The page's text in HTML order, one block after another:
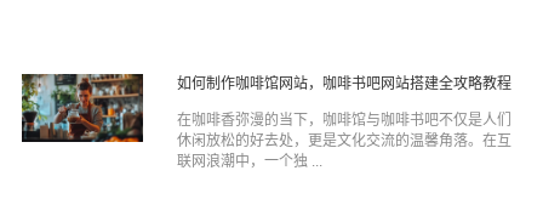
如何制作咖啡馆网站，咖啡书吧网站搭建全攻略教程
在咖啡香弥漫的当下，咖啡馆与咖啡书吧不仅是人们
休闲放松的好去处，更是文化交流的温馨角落。在互
联网浪潮中，一个独 ...